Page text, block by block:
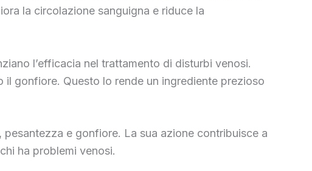
la circolazione sanguigna e riduce la
l’efficacia nel trattamento di disturbi venosi.
gonfiore. Questo lo rende un ingrediente prezioso
e gonfiore. La sua azione contribuisce a
ha problemi venosi.